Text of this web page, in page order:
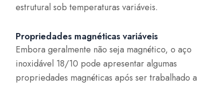
estrutural sob temperaturas variáveis.
Propriedades magnéticas variáveis
Embora geralmente não seja magnético, o aço
inoxidável 18/10 pode apresentar algumas
propriedades magnéticas após ser trabalhado a